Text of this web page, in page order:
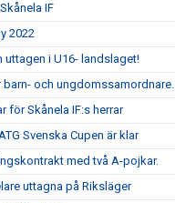
IF
2022
uttagen i U16- landslaget!
barn- och ungdomssamordnare.
för Skånela IF:s herrar
Svenska Cupen är klar
med två A-pojkar.
uttagna på Riksläger